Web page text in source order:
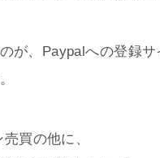
が、Paypalへの登録サ
買の他に、